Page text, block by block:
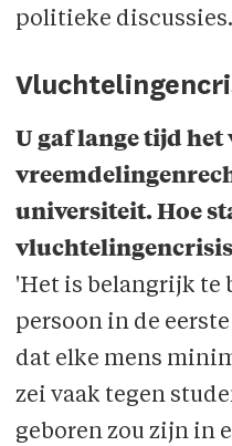
politieke
U gaf lange tijd het
universiteit. Hoe
'Het is belangrijk te
persoon in de
dat elke mens
zei vaak tegen
geboren zou zijn in